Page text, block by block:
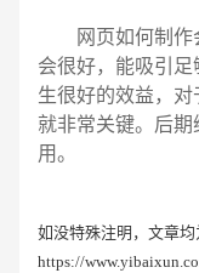
网页如何制作
会很好，能吸引
生很好的效益，对
就非常关键。后
用。
如没特殊注明，文章
https://